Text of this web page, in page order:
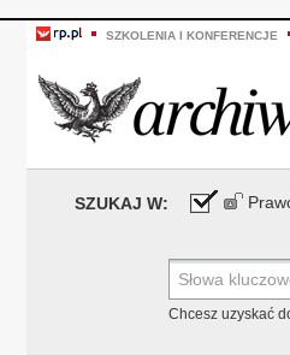
SZKOLENIA I KONFERENCJE
SZUKAJ W:
Chcesz uzyskać